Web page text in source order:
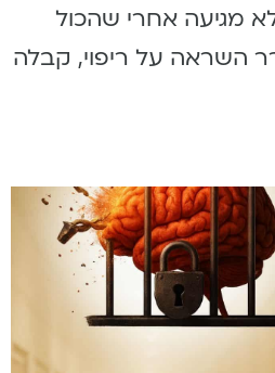
מגיעה אחרי שהכול
השראה על ריפוי, קבלה